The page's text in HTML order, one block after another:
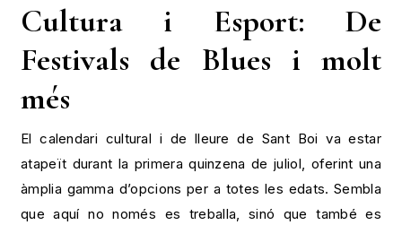
Cultura i Esport: De
Festivals de Blues i molt
més
El calendari cultural i de lleure de Sant Boi va estar
atapeït durant la primera quinzena de juliol, oferint una
àmplia gamma d’opcions per a totes les edats. Sembla
que aquí no només es treballa, sinó que també es